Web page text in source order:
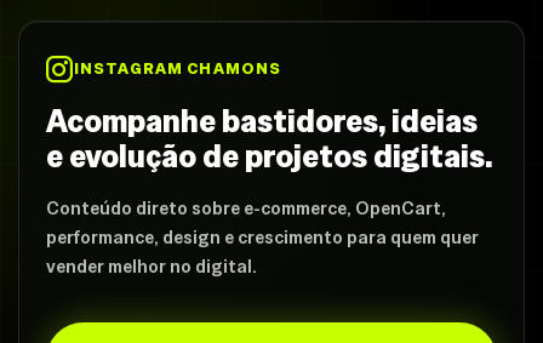
INSTAGRAM CHAMONS
Acompanhe bastidores, ideias
e evolução de projetos digitais.
Conteúdo direto sobre e-commerce, OpenCart,
performance, design e crescimento para quem quer
vender melhor no digital.